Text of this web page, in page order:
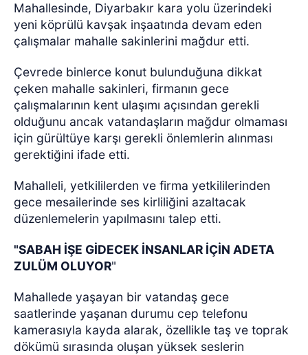
Mahallesinde, Diyarbakır kara yolu üzerindeki
yeni köprülü kavşak inşaatında devam eden
çalışmalar mahalle sakinlerini mağdur etti.
Çevrede binlerce konut bulunduğuna dikkat
çeken mahalle sakinleri, firmanın gece
çalışmalarının kent ulaşımı açısından gerekli
olduğunu ancak vatandaşların mağdur olmaması
için gürültüye karşı gerekli önlemlerin alınması
gerektiğini ifade etti.
Mahalleli, yetkililerden ve firma yetkililerinden
gece mesailerinde ses kirliliğini azaltacak
düzenlemelerin yapılmasını talep etti.
"SABAH İŞE GİDECEK İNSANLAR İÇİN ADETA
ZULÜM OLUYOR"
Mahallede yaşayan bir vatandaş gece
saatlerinde yaşanan durumu cep telefonu
kamerasıyla kayda alarak, özellikle taş ve toprak
dökümü sırasında oluşan yüksek seslerin